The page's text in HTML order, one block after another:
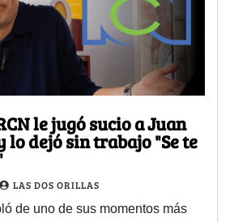
le jugó sucio a Juan
dejó sin trabajo "Se te
LAS DOS ORILLAS
de uno de sus momentos más